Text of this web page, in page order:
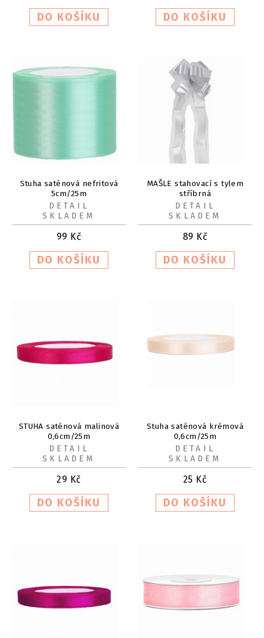
Stuha saténová nefritová
5cm/25m
99 Kč
DETAIL
SKLADEM
MAŠLE stahovací s tylem
stříbrná
89 Kč
DETAIL
SKLADEM
STUHA saténová malinová
0,6cm/25m
29 Kč
DETAIL
SKLADEM
Stuha saténová krémová
0,6cm/25m
25 Kč
DETAIL
SKLADEM